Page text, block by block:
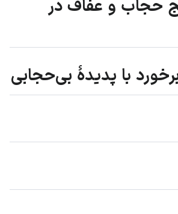
حجاب و عفاف در
با پدیدۀ بی‌حجابی